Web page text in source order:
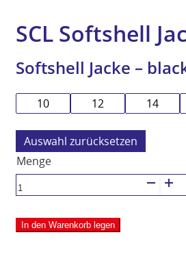
SCL Softshell
Softshell Jacke –
10 12 14
zurücksetzen
Softshell
Jacke
-
black
In den Warenkorb legen